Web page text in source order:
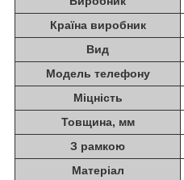
Країна виробник
Вид
Модель телефону
Міцність
Товщина, мм
З рамкою
Матеріал